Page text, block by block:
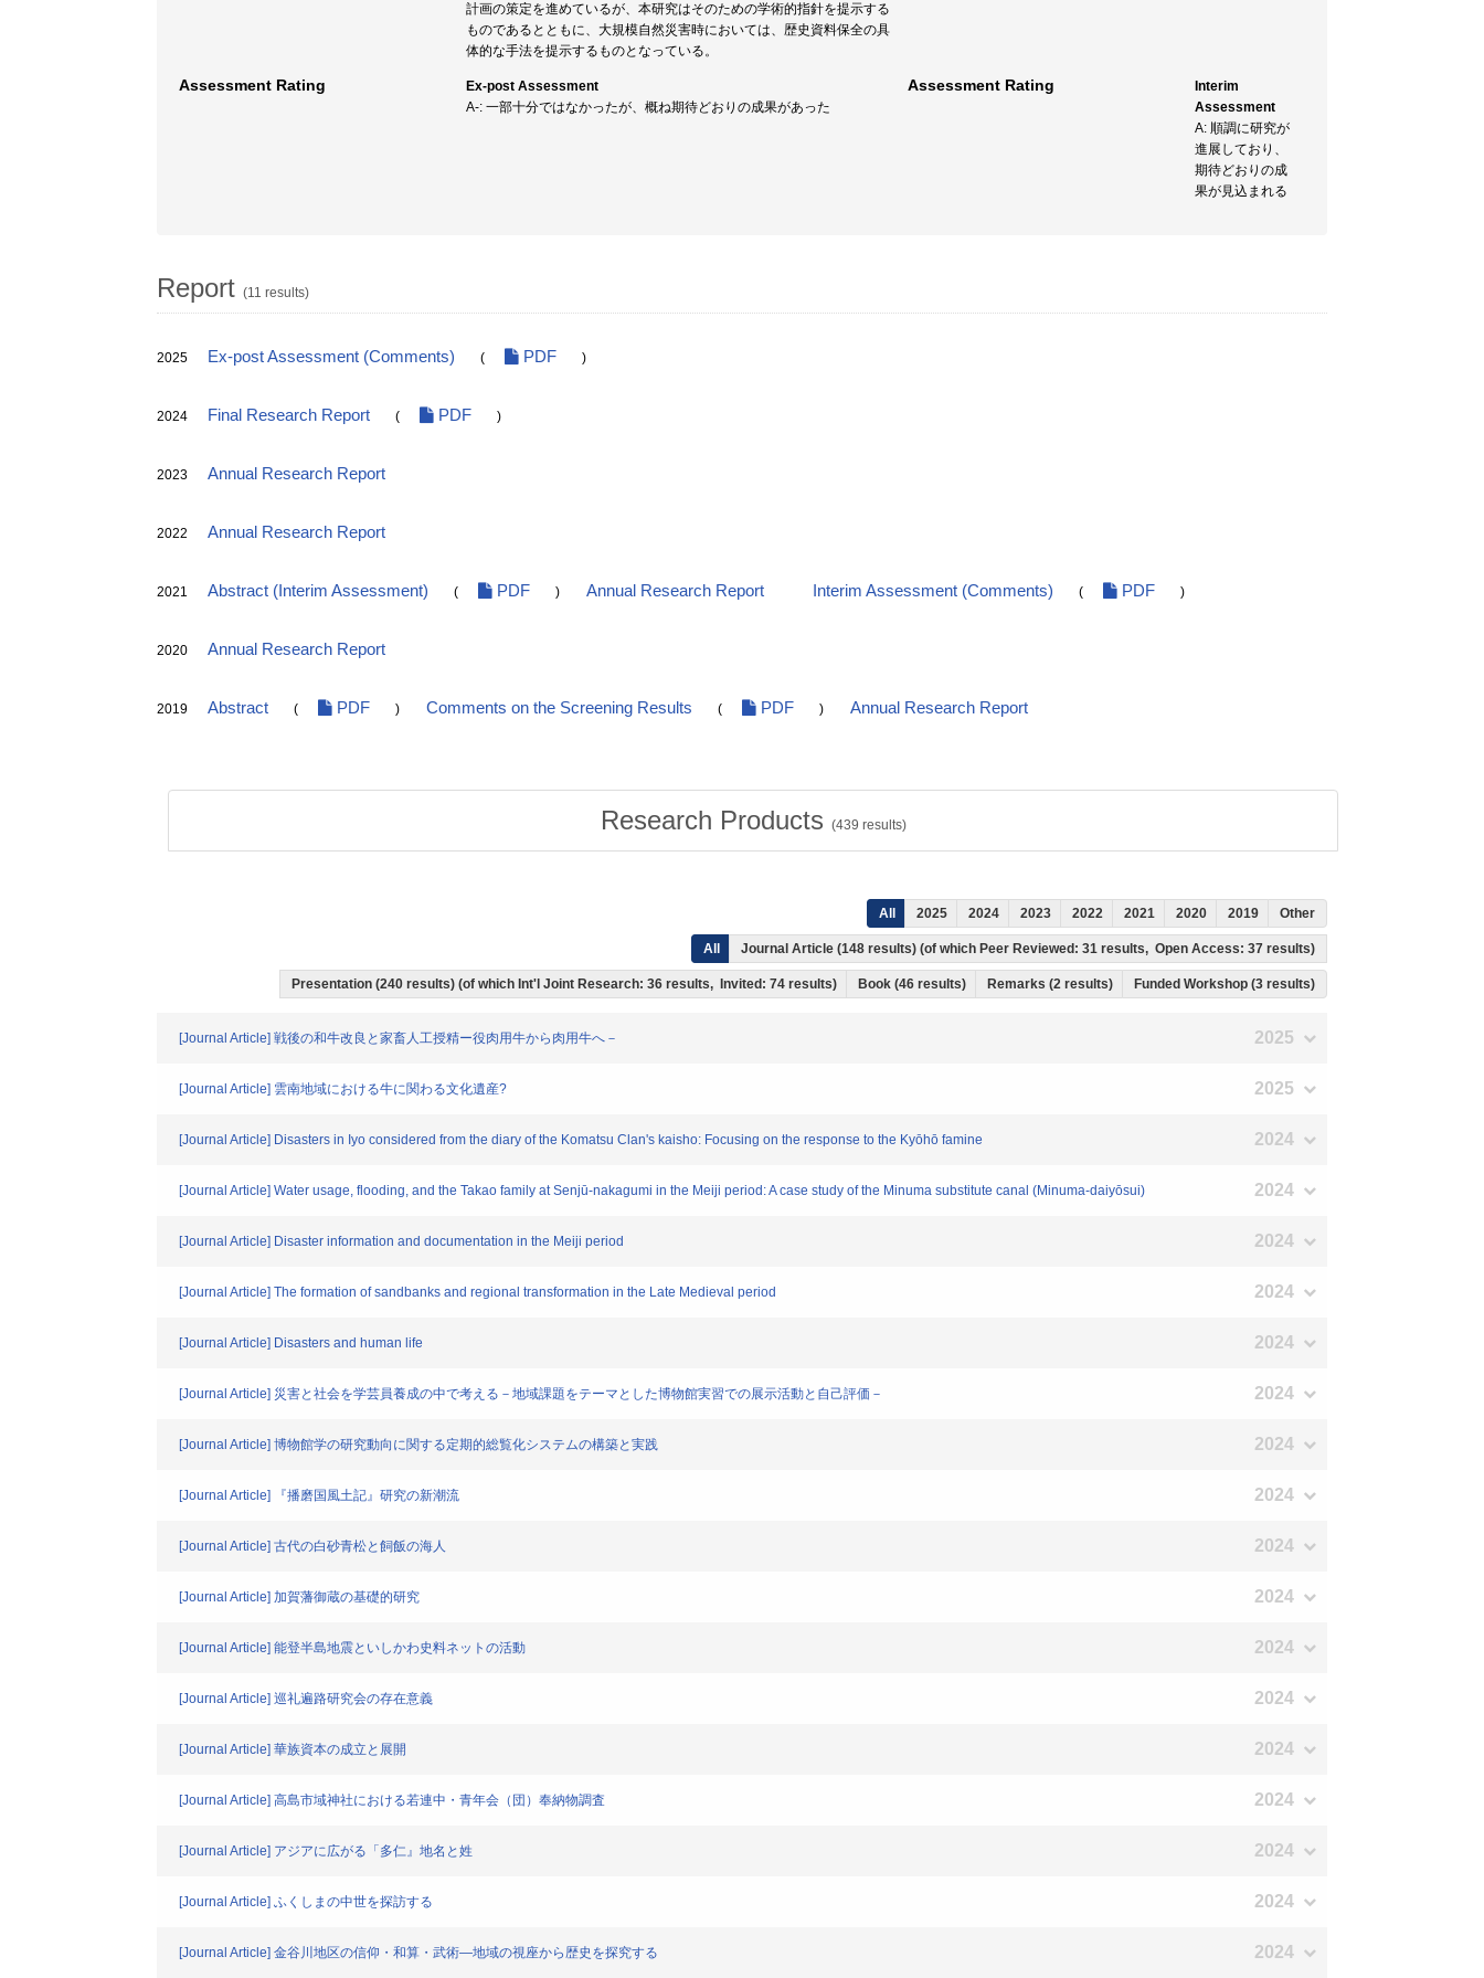
計画の策定を進めているが、本研究はそのための学術的指針を提示する
ものであるとともに、大規模自然災害時においては、歴史資料保全の具
体的な手法を提示するものとなっている。
Assessment Rating
Ex-post Assessment
A-: 一部十分ではなかったが、概ね期待どおりの成果があった
Assessment Rating
Interim
Assessment
A: 順調に研究が
進展しており、
期待どおりの成
果が見込まれる
Report (11 results)
2025 Ex-post Assessment (Comments) ( PDF )
2024 Final Research Report ( PDF )
2023 Annual Research Report
2022 Annual Research Report
2021 Abstract (Interim Assessment) ( PDF ) Annual Research Report Interim Assessment (Comments) ( PDF )
2020 Annual Research Report
2019 Abstract ( PDF ) Comments on the Screening Results ( PDF ) Annual Research Report
Research Products (439 results)
All 2025 2024 2023 2022 2021 2020 2019 Other
All Journal Article (148 results) (of which Peer Reviewed: 31 results, Open Access: 37 results)
Presentation (240 results) (of which Int'l Joint Research: 36 results, Invited: 74 results) Book (46 results) Remarks (2 results) Funded Workshop (3 results)
[Journal Article] 戦後の和牛改良と家畜人工授精ー役肉用牛から肉用牛へ－ 2025
[Journal Article] 雲南地域における牛に関わる文化遺産? 2025
[Journal Article] Disasters in Iyo considered from the diary of the Komatsu Clan's kaisho: Focusing on the response to the Kyōhō famine 2024
[Journal Article] Water usage, flooding, and the Takao family at Senjū-nakagumi in the Meiji period: A case study of the Minuma substitute canal (Minuma-daiyōsui) 2024
[Journal Article] Disaster information and documentation in the Meiji period 2024
[Journal Article] The formation of sandbanks and regional transformation in the Late Medieval period 2024
[Journal Article] Disasters and human life 2024
[Journal Article] 災害と社会を学芸員養成の中で考える－地域課題をテーマとした博物館実習での展示活動と自己評価－ 2024
[Journal Article] 博物館学の研究動向に関する定期的総覧化システムの構築と実践 2024
[Journal Article] 『播磨国風土記』研究の新潮流 2024
[Journal Article] 古代の白砂青松と飼飯の海人 2024
[Journal Article] 加賀藩御蔵の基礎的研究 2024
[Journal Article] 能登半島地震といしかわ史料ネットの活動 2024
[Journal Article] 巡礼遍路研究会の存在意義 2024
[Journal Article] 華族資本の成立と展開 2024
[Journal Article] 高島市域神社における若連中・青年会（団）奉納物調査 2024
[Journal Article] アジアに広がる「多仁』地名と姓 2024
[Journal Article] ふくしまの中世を探訪する 2024
[Journal Article] 金谷川地区の信仰・和算・武術―地域の視座から歴史を探究する 2024